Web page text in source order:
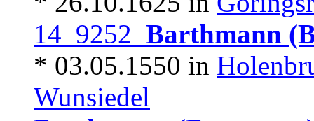
14 9252 Barthmann
* 03.05.1550 in
Wunsiedel